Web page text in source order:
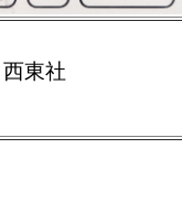
東社